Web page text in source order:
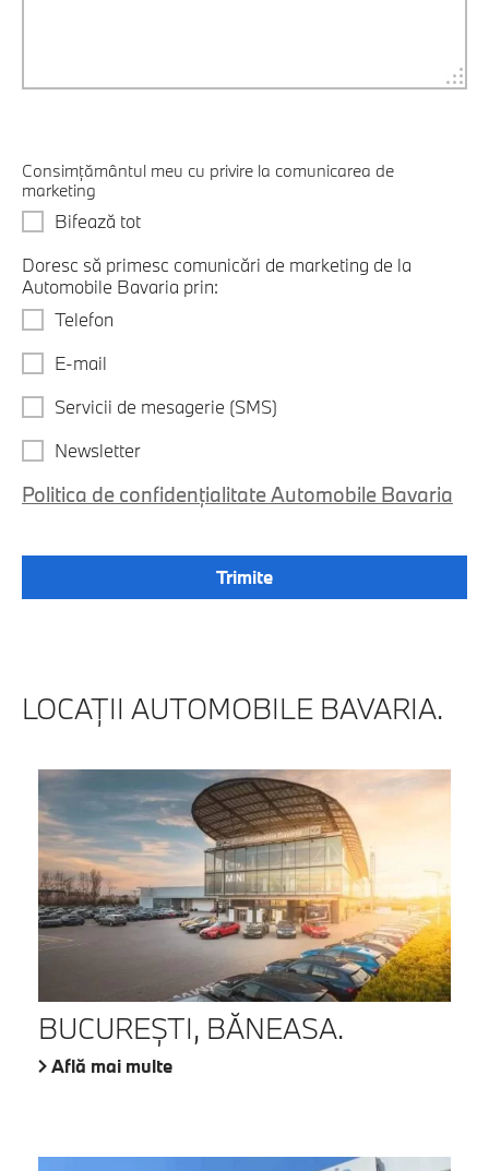
Consimțământul meu cu privire la comunicarea de
marketing
Bifează tot
Doresc să primesc comunicări de marketing de la
Automobile Bavaria prin:
Telefon
E-mail
Servicii de mesagerie (SMS)
Newsletter
Politica de confidențialitate Automobile Bavaria
LOCAŢII AUTOMOBILE BAVARIA.
BUCUREŞTI, BĂNEASA.
Află mai multe